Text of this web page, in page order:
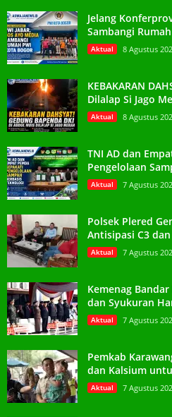
Jelang
Sambangi
Aktual 8 Agustus
KEBAKARAN
Dilalap Si Jago
Aktual 8 Agustus
TNI AD dan
Pengelolaan
Aktual 7 Agustus
Polsek Plered
Antisipasi C3
Aktual 7 Agustus
Kemenag
dan Syukuran
Aktual 7 Agustus
Pemkab
dan Kalsium
Aktual 7 Agustus